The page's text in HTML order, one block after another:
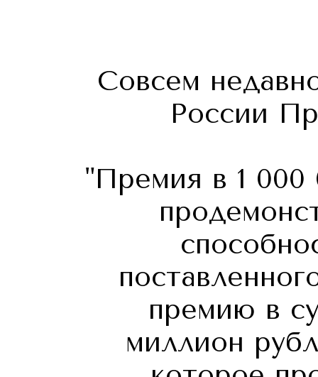
Совсем
России
"Премия в 1
премию в
миллион